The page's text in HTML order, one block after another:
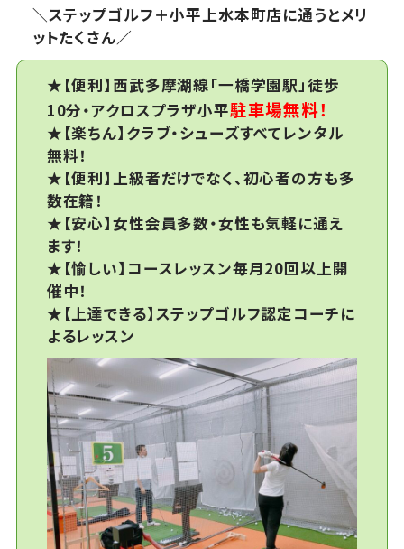
＼ステップゴルフ＋小平上水本町店に通うとメリ
ットたくさん／
★【便利】西武多摩湖線「一橋学園駅」徒歩
10分・アクロスプラザ小平駐車場無料！
★【楽ちん】クラブ・シューズすべてレンタル
無料！
★【便利】上級者だけでなく、初心者の方も多
数在籍！
★【安心】女性会員多数・女性も気軽に通え
ます！
★【愉しい】コースレッスン毎月20回以上開
催中！
★【上達できる】ステップゴルフ認定コーチに
よるレッスン